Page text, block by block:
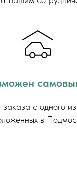
с одного
в